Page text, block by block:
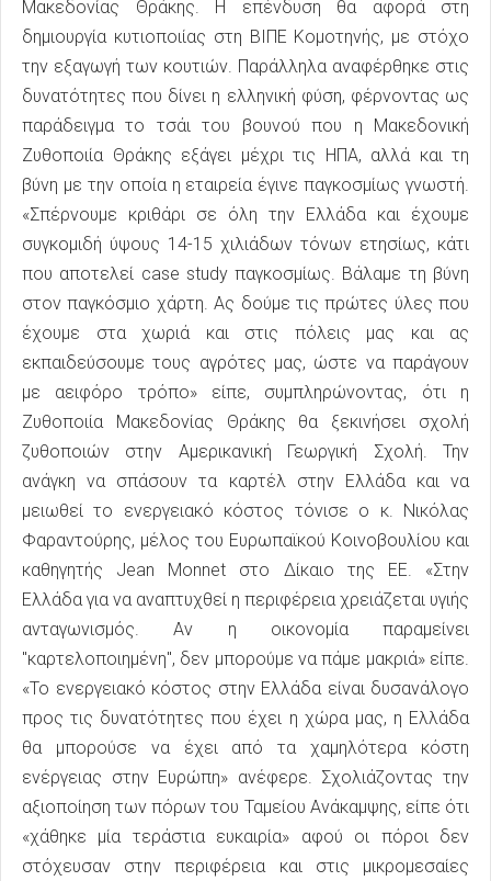
Μακεδονίας Θράκης. Η επένδυση θα αφορά στη
δημιουργία κυτιοποιίας στη ΒΙΠΕ Κομοτηνής, με στόχο
την εξαγωγή των κουτιών. Παράλληλα αναφέρθηκε στις
δυνατότητες που δίνει η ελληνική φύση, φέρνοντας ως
παράδειγμα το τσάι του βουνού που η Μακεδονική
Ζυθοποιία Θράκης εξάγει μέχρι τις ΗΠΑ, αλλά και τη
βύνη με την οποία η εταιρεία έγινε παγκοσμίως γνωστή.
«Σπέρνουμε κριθάρι σε όλη την Ελλάδα και έχουμε
συγκομιδή ύψους 14-15 χιλιάδων τόνων ετησίως, κάτι
που αποτελεί case study παγκοσμίως. Βάλαμε τη βύνη
στον παγκόσμιο χάρτη. Ας δούμε τις πρώτες ύλες που
έχουμε στα χωριά και στις πόλεις μας και ας
εκπαιδεύσουμε τους αγρότες μας, ώστε να παράγουν
με αειφόρο τρόπο» είπε, συμπληρώνοντας, ότι η
Ζυθοποιία Μακεδονίας Θράκης θα ξεκινήσει σχολή
ζυθοποιών στην Αμερικανική Γεωργική Σχολή. Την
ανάγκη να σπάσουν τα καρτέλ στην Ελλάδα και να
μειωθεί το ενεργειακό κόστος τόνισε ο κ. Νικόλας
Φαραντούρης, μέλος του Ευρωπαϊκού Κοινοβουλίου και
καθηγητής Jean Monnet στο Δίκαιο της ΕΕ. «Στην
Ελλάδα για να αναπτυχθεί η περιφέρεια χρειάζεται υγιής
ανταγωνισμός. Αν η οικονομία παραμείνει
"καρτελοποιημένη", δεν μπορούμε να πάμε μακριά» είπε.
«Το ενεργειακό κόστος στην Ελλάδα είναι δυσανάλογο
προς τις δυνατότητες που έχει η χώρα μας, η Ελλάδα
θα μπορούσε να έχει από τα χαμηλότερα κόστη
ενέργειας στην Ευρώπη» ανέφερε. Σχολιάζοντας την
αξιοποίηση των πόρων του Ταμείου Ανάκαμψης, είπε ότι
«χάθηκε μία τεράστια ευκαιρία» αφού οι πόροι δεν
στόχευσαν στην περιφέρεια και στις μικρομεσαίες